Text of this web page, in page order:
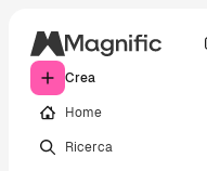
Crea
Home
Ricerca